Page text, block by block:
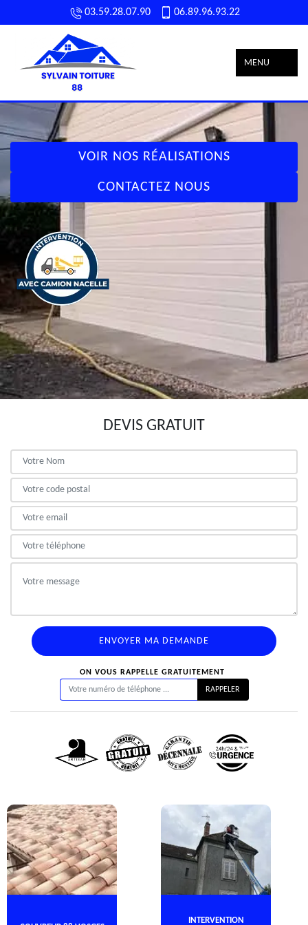
03.59.28.07.90 06.89.96.93.22
MENU
VOIR NOS RÉALISATIONS
CONTACTEZ NOUS
DEVIS GRATUIT
ON VOUS RAPPELLE GRATUITEMENT
INTERVENTION